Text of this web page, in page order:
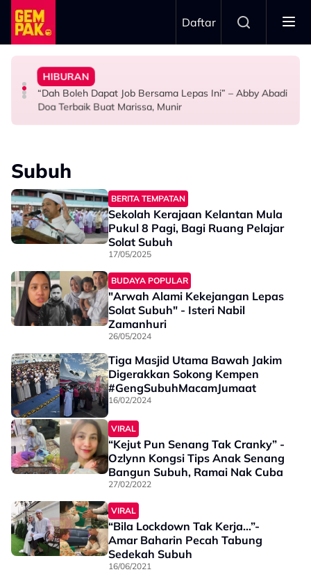
Skip to main content
Daftar
HIBURAN
Bawa Anak Ke Klinik, Syasya Rizal Terkejut Dikenali
Doktor
HIBURAN
“Dah Boleh Dapat Job Bersama Lepas Ini” – Abby Abadi
Doa Terbaik Buat Marissa, Munir
BERITA
Kasihnya Ibu, Ikan Lumba-Lumba Enggan Tinggalkan
Anak Yang Sudah Mati
ANTARABANGSA
Pengantin Penat Sampai Tertidur Atas Pelamin
Subuh
BERITA TEMPATAN
Sekolah Kerajaan Kelantan Mula
Pukul 8 Pagi, Bagi Ruang Pelajar
Solat Subuh
17/05/2025
BUDAYA POPULAR
"Arwah Alami Kekejangan Lepas
Solat Subuh" - Isteri Nabil
Zamanhuri
26/05/2024
Tiga Masjid Utama Bawah Jakim
Digerakkan Sokong Kempen
#GengSubuhMacamJumaat
16/02/2024
VIRAL
“Kejut Pun Senang Tak Cranky” -
Ozlynn Kongsi Tips Anak Senang
Bangun Subuh, Ramai Nak Cuba
27/02/2022
VIRAL
“Bila Lockdown Tak Kerja…”-
Amar Baharin Pecah Tabung
Sedekah Subuh
16/06/2021